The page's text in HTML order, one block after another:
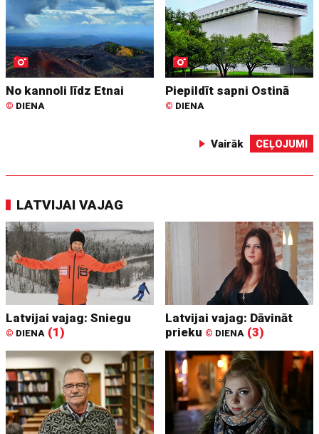
No kannoli līdz Etnai
© DIENA
Piepildīt sapni Ostinā
© DIENA
Vairāk CEĻOJUMI
LATVIJAI VAJAG
Latvijai vajag: Sniegu
© DIENA (1)
Latvijai vajag: Dāvināt
prieku © DIENA (3)